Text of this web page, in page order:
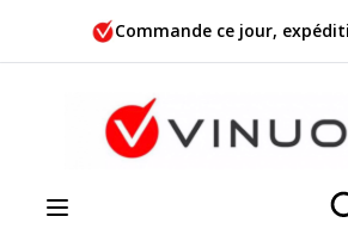
Allez au contenu
Commande ce jour,